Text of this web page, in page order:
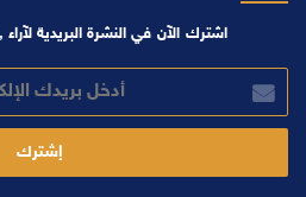
اشترك الآن في النشرة البريدية لآراء
بريدك
الإلكتروني